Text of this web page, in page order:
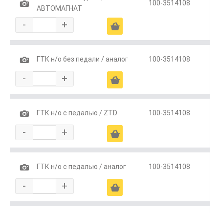
1
АВТОМАГНАТ
100-3514108
- + Ä
1 ГТК н/о без педали / аналог 100-3514108
- + Ä
1 ГТК н/о с педалью / ZTD 100-3514108
- + Ä
1 ГТК н/о с педалью / аналог 100-3514108
- + Ä